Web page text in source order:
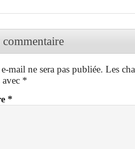
mail ne sera pas publiée. Les
*
*